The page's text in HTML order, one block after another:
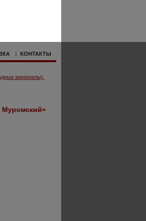
| КОНТАКТЫ
минералы).
Муромский»